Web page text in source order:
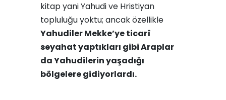
kitap yani Yahudi ve Hristiyan
topluluğu yoktu; ancak özellikle
Yahudiler Mekke’ye ticarî
seyahat yaptıkları gibi Araplar
da Yahudilerin yaşadığı
bölgelere gidiyorlardı.